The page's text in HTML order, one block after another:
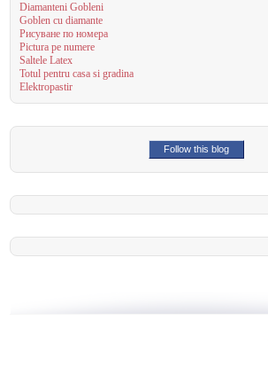
Diamanteni Gobleni
Goblen cu diamante
Рисуване по номера
Pictura pe numere
Saltele Latex
Totul pentru casa si gradina
Elektropastir
Follow this blog